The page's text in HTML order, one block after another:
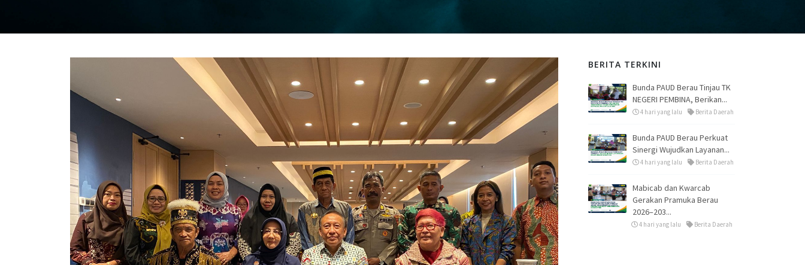
BERITA TERKINI
Bunda PAUD Berau Tinjau TK
NEGERI PEMBINA, Berikan...
4 hari yang lalu Berita Daerah
Bunda PAUD Berau Perkuat
Sinergi Wujudkan Layanan...
4 hari yang lalu Berita Daerah
Mabicab dan Kwarcab
Gerakan Pramuka Berau
2026–203...
4 hari yang lalu Berita Daerah